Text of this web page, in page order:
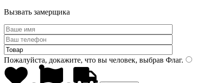
Вызвать замерщика
Пожалуйста, докажите, что вы человек, выбрав Флаг.